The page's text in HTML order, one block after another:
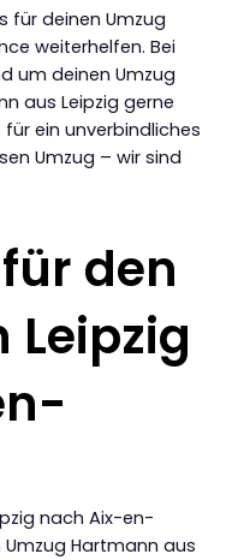
für deinen Umzug
weiterhelfen. Bei
um deinen Umzug
aus Leipzig gerne
ein unverbindliches
Umzug – wir sind
den
Leipzig
nach Aix-en-
Umzug Hartmann aus